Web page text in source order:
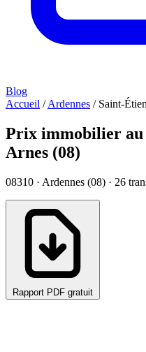
Blog
Accueil / Ardennes / Saint-
Prix immobilier au
Arnes (08)
08310 · Ardennes (08) · 26
Rapport PDF gratuit